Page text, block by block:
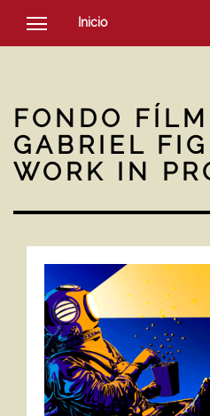
Inicio
SOCIEDAD
NOTICIAS
FONDO
GABRIEL
WORK IN